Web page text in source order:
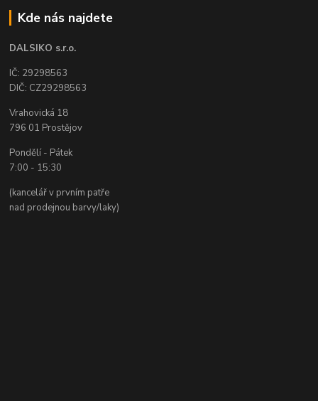
Kde nás najdete
DALSIKO s.r.o.
IČ: 29298563
DIČ: CZ29298563
Vrahovická 18
796 01 Prostějov
Pondělí - Pátek
7:00 - 15:30
(kancelář v prvním patře
nad prodejnou barvy/laky)